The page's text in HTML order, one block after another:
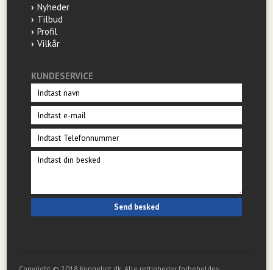
Nyheder
Tilbud
Profil
Vilkår
KUNDESERVICE